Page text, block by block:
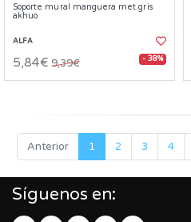
Soporte mural manguera met.gris
akhuo
ALFA
5,84€ 9,39€ - 38%
Anterior 1 2 3 4
Síguenos en: